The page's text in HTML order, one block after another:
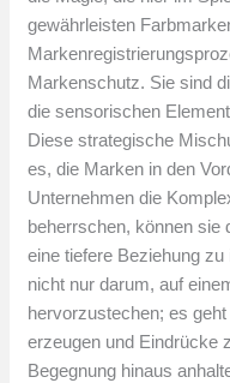
gewährleisten
Markenschutz. Sie sind
die sensorischen
Diese strategische
es, die Marken in den
Unternehmen die
beherrschen, können sie
eine tiefere Beziehung
nicht nur darum, auf
hervorzustechen; es
erzeugen und Eindrücke
Begegnung hinaus